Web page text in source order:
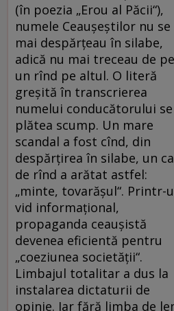
(în poezia „Erou al Păcii“),
numele Ceauşeştilor nu se
mai despărţeau în silabe,
adică nu mai treceau de pe
un rînd pe altul. O literă
greşită în transcrierea
numelui conducătorului se
plătea scump. Un mare
scandal a fost cînd, din
despărţirea în silabe, un
de rînd a arătat astfel:
„minte, tovarăşul“. Printr-
vid informaţional,
propaganda ceauşistă
devenea eficientă pentru
„coeziunea societăţii“.
Limbajul totalitar a dus la
instalarea dictaturii de
opinie. Iar fără limba de